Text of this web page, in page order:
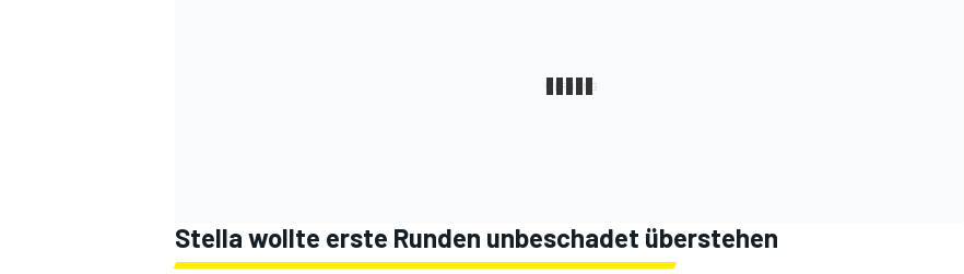
Stella wollte erste Runden unbeschadet überstehen